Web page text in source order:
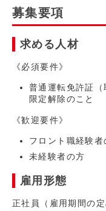
募集要項
求める人材
《必須要件》
普通運転免許証
限定解除のこと
《歓迎要件》
フロント職経験者
未経験者の方
雇用形態
正社員（雇用期間の